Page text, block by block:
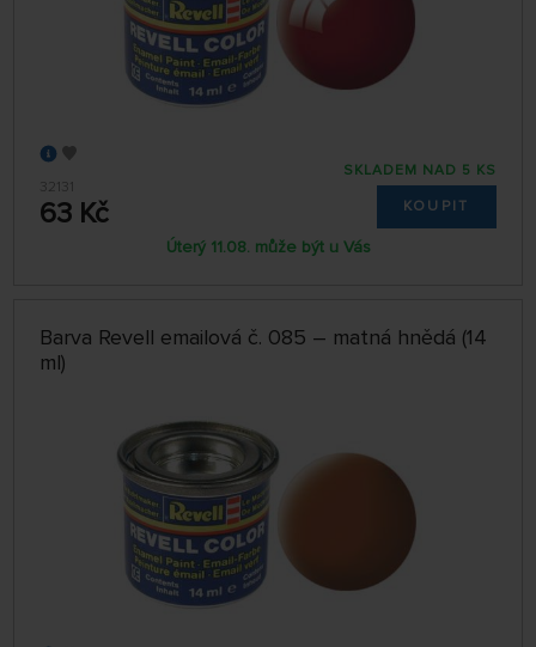
32131
63 Kč
SKLADEM NAD 5 KS
KOUPIT
Úterý 11.08. může být u Vás
Barva Revell emailová č. 085 – matná hnědá (14
ml)